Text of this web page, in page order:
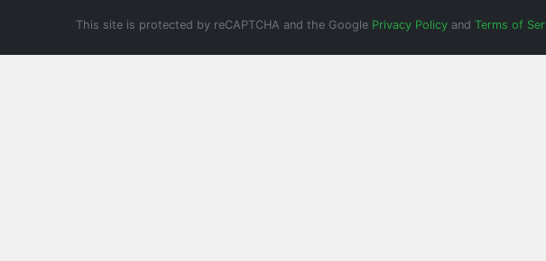
This site is protected by reCAPTCHA and the Google Privacy Policy and Terms of